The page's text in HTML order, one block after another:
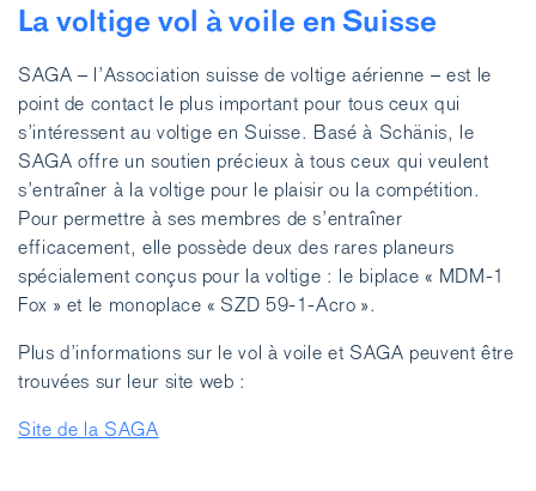
La voltige vol à voile en Suisse
SAGA – l’Association suisse de voltige aérienne – est le
point de contact le plus important pour tous ceux qui
s’intéressent au voltige en Suisse. Basé à Schänis, le
SAGA offre un soutien précieux à tous ceux qui veulent
s’entraîner à la voltige pour le plaisir ou la compétition.
Pour permettre à ses membres de s’entraîner
efficacement, elle possède deux des rares planeurs
spécialement conçus pour la voltige : le biplace « MDM-1
Fox » et le monoplace « SZD 59-1-Acro ».
Plus d’informations sur le vol à voile et SAGA peuvent être
trouvées sur leur site web :
Site de la SAGA